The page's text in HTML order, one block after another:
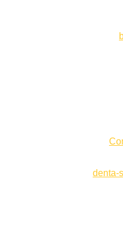
denta-